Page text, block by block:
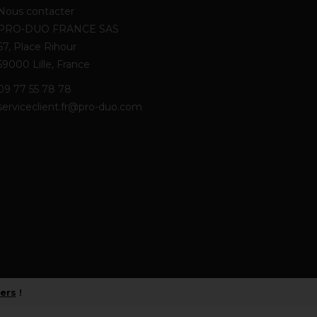
contacter
DUO FRANCE SAS
Place Rihour
Lille, France
77 55 78 78
duo.com
!